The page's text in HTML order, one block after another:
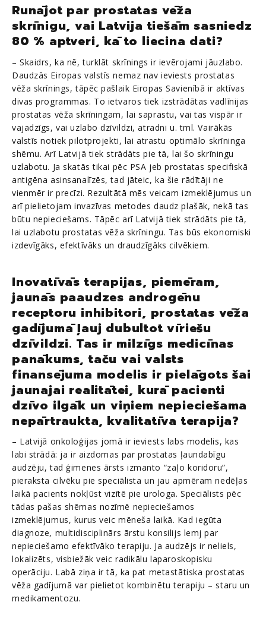
Runājot par prostatas vēža
skrīnigu, vai Latvija tiešām sasniedz
80 % aptveri, kā to liecina dati?
– Skaidrs, ka nē, turklāt skrīnings ir ievērojami jāuzlabo.
Daudzās Eiropas valstīs nemaz nav ieviests prostatas
vēža skrīnings, tāpēc pašlaik Eiropas Savienībā ir aktīvas
divas programmas. To ietvaros tiek izstrādātas vadlīnijas
prostatas vēža skrīningam, lai saprastu, vai tas vispār ir
vajadzīgs, vai uzlabo dzīvildzi, atradni u. tml. Vairākās
valstīs notiek pilotprojekti, lai atrastu optimālo skrīninga
shēmu. Arī Latvijā tiek strādāts pie tā, lai šo skrīningu
uzlabotu. Ja skatās tikai pēc PSA jeb prostatas specifiskā
antigēna asinsanalīzēs, tad jāteic, ka šie rādītāji ne
vienmēr ir precīzi. Rezultātā mēs veicam izmeklējumus un
arī pielietojam invazīvas metodes daudz plašāk, nekā tas
būtu nepieciešams. Tāpēc arī Latvijā tiek strādāts pie tā,
lai uzlabotu prostatas vēža skrīningu. Tas būs ekonomiski
izdevīgāks, efektīvāks un draudzīgāks cilvēkiem.
Inovatīvās terapijas, piemēram,
jaunās paaudzes androgēnu
receptoru inhibitori, prostatas vēža
gadījumā ļauj dubultot vīriešu
dzīvildzi. Tas ir milzīgs medicīnas
panākums, taču vai valsts
finansējuma modelis ir pielāgots šai
jaunajai realitātei, kurā pacienti
dzīvo ilgāk un viņiem nepieciešama
nepārtraukta, kvalitatīva terapija?
– Latvijā onkoloģijas jomā ir ieviests labs modelis, kas
labi strādā: ja ir aizdomas par prostatas ļaundabīgu
audzēju, tad ģimenes ārsts izmanto “zaļo koridoru”,
pieraksta cilvēku pie speciālista un jau apmēram nedēļas
laikā pacients nokļūst vizītē pie urologa. Speciālists pēc
tādas pašas shēmas nozīmē nepieciešamos
izmeklējumus, kurus veic mēneša laikā. Kad iegūta
diagnoze, multidisciplinārs ārstu konsilijs lemj par
nepieciešamo efektīvāko terapiju. Ja audzējs ir neliels,
lokalizēts, visbiežāk veic radikālu laparoskopisku
operāciju. Labā ziņa ir tā, ka pat metastātiska prostatas
vēža gadījumā var pielietot kombinētu terapiju – staru un
medikamentozu.